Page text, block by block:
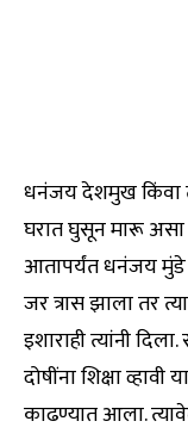
धनंजय देशमुख किंवा
घरात घुसून मारू असा
आतापर्यंत धनंजय मुंडे
जर त्रास झाला तर
इशाराही त्यांनी
दोषींना शिक्षा व्हावी
काढण्यात आला.